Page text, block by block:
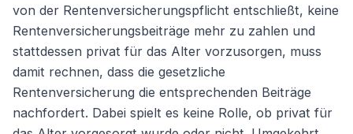
von der Rentenversicherungspflicht entschließt, keine
Rentenversicherungsbeiträge mehr zu zahlen und
stattdessen privat für das Alter vorzusorgen, muss
damit rechnen, dass die gesetzliche
Rentenversicherung die entsprechenden Beiträge
nachfordert. Dabei spielt es keine Rolle, ob privat für